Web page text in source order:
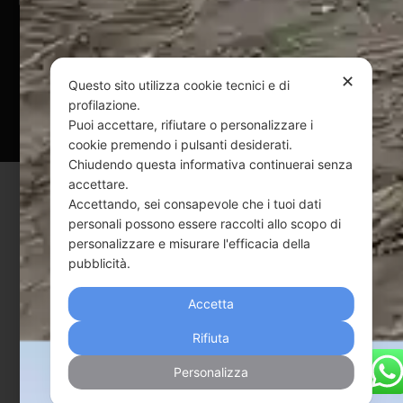
Andrenacci P.Iva 01917920678
Via G. Galilei n. 2 – 64018 Tortoreto TE | REA TE-168019 |
Mail:info@webpesca.it federicoandrenacci@pec.it
Questo sito è protetto da Google reCAPTCHA
Privacy Policy eTerms of Servicedi Google.
✕
Questo sito utilizza cookie tecnici e di
profilazione.
Puoi accettare, rifiutare o personalizzare i
cookie premendo i pulsanti desiderati.
Chiudendo questa informativa continuerai senza
accettare.
Accettando, sei consapevole che i tuoi dati
personali possono essere raccolti allo scopo di
personalizzare e misurare l'efficacia della
pubblicità.
Accetta
Rifiuta
Personalizza